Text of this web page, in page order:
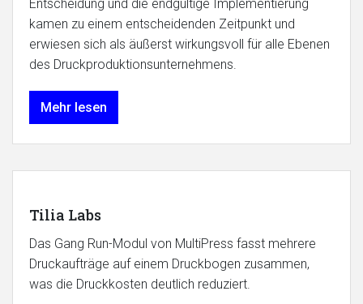
Entscheidung und die endgültige Implementierung
kamen zu einem entscheidenden Zeitpunkt und
erwiesen sich als äußerst wirkungsvoll für alle Ebenen
des Druckproduktionsunternehmens.
Mehr lesen
Tilia Labs
Das Gang Run-Modul von MultiPress fasst mehrere
Druckaufträge auf einem Druckbogen zusammen,
was die Druckkosten deutlich reduziert.